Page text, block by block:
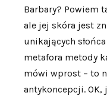
Barbary? Powiem
ale jej skóra jest
unikających
metafora metody
mówi wprost – to
antykoncepcji.